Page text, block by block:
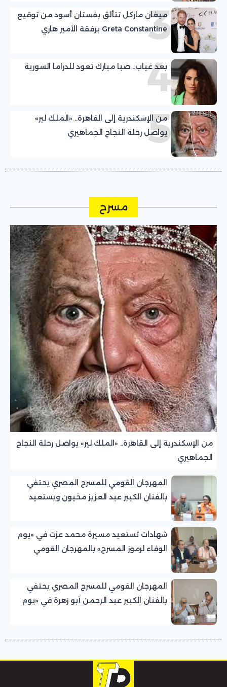
3
ميغان ماركل تتألق بفستان أسود من توقيع
Greta Constantine برفقة الأمير هاري
4
بعد غياب.. صبا مبارك تعود للدراما السورية
5
من الإسكندرية إلى القاهرة.. «الملك لير»
يواصل رحلة النجاح الجماهيري
مسرح
من الإسكندرية إلى القاهرة.. «الملك لير» يواصل رحلة النجاح
الجماهيري
المهرجان القومي للمسرح المصري يحتفي
بالفنان الكبير عبد العزيز مخيون ويستعيد
شهادات تستعيد مسيرة محمد عزت في «يوم
الوفاء لرموز المسرح» بالمهرجان القومي
المهرجان القومي للمسرح المصري يحتفي
بالفنان الكبير عبد الرحمن أبو زهرة في «يوم